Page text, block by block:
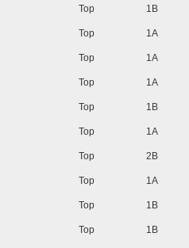
Top 1B
Top 1A
Top 1A
Top 1A
Top 1B
Top 1A
Top 2B
Top 1A
Top 1B
Top 1B